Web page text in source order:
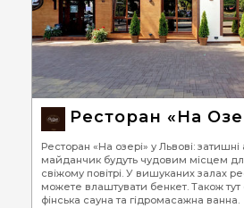
Ресторан «На
Ресторан «На озері» у Львові: затишні
майданчик будуть чудовим місцем
свіжому повітрі. У вишуканих залах
можете влаштувати бенкет. Також тут
фінська сауна та гідромасажна ванна.